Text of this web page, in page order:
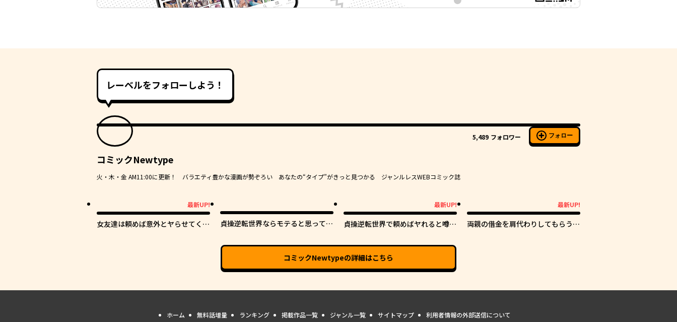
レーベルをフォローしよう！
5,489 フォロワー フォロー
コミックNewtype
火・木・金 AM11:00に更新！ バラエティ豊かな漫画が勢ぞろい あなたの“タイプ”がきっと見つかる ジャンルレスWEBコミック誌
最新UP!
女友達は頼めば意外とヤらせてくれ
貞操逆転世界ならモテると思ってい
最新UP!
貞操逆転世界で頼めばヤれると噂の
最新UP!
両親の借金を肩代わりしてもらう条
コミックNewtypeの詳細はこちら
ホーム 無料話増量 ランキング 掲載作品一覧 ジャンル一覧 サイトマップ 利用者情報の外部送信について